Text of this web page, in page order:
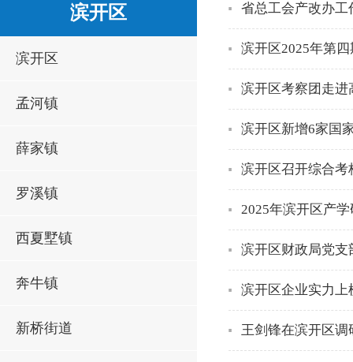
滨开区
滨开区
孟河镇
薛家镇
罗溪镇
西夏墅镇
奔牛镇
新桥街道
省总工会产改办
滨开区2025年第
滨开区考察团走进
滨开区新增6家国
滨开区召开综合考
2025年滨开区产
滨开区财政局党
滨开区企业实力
王剑锋在滨开区